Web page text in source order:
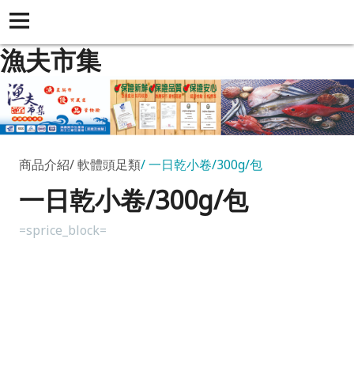
漁夫市集
商品介紹 軟體頭足類 一日乾小卷/300g/包
一日乾小卷/300g/包
=sprice_block=